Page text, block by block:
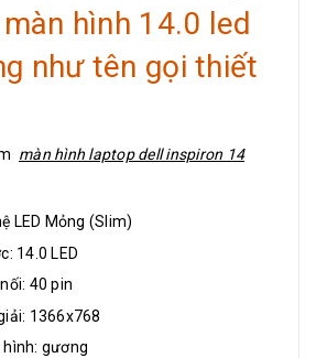
hình 14.0 led
như tên gọi thiết
màn hình laptop dell inspiron 14
LED Mỏng (Slim)
14.0 LED
40 pin
1366x768
hình: gương